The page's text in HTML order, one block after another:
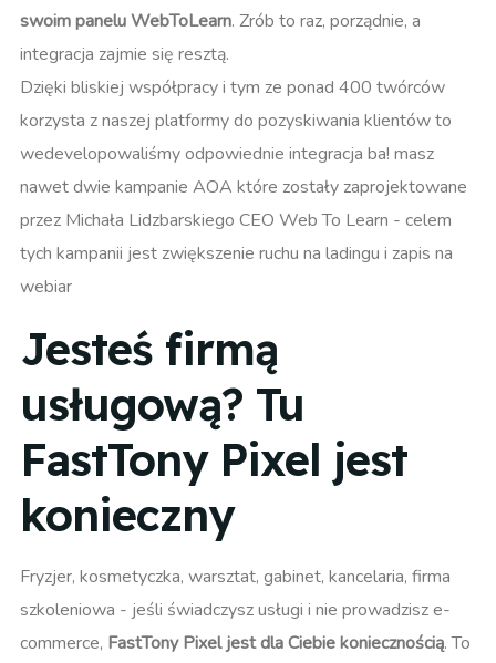
swoim panelu WebToLearn. Zrób to raz, porządnie, a
integracja zajmie się resztą.
Dzięki bliskiej współpracy i tym ze ponad 400 twórców
korzysta z naszej platformy do pozyskiwania klientów to
wedevelopowaliśmy odpowiednie integracja ba! masz
nawet dwie kampanie AOA które zostały zaprojektowane
przez Michała Lidzbarskiego CEO Web To Learn - celem
tych kampanii jest zwiększenie ruchu na ladingu i zapis na
webiar
Jesteś firmą
usługową? Tu
FastTony Pixel jest
konieczny
Fryzjer, kosmetyczka, warsztat, gabinet, kancelaria, firma
szkoleniowa - jeśli świadczysz usługi i nie prowadzisz e-
commerce, FastTony Pixel jest dla Ciebie koniecznością. To